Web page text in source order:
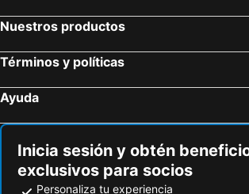
Nuestros productos
Términos y políticas
Ayuda
Inicia sesión y obtén
exclusivos para socios
Personaliza tu experiencia